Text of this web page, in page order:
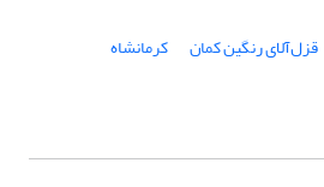
قزل‌آلای رنگین کمان
کرمانشاه